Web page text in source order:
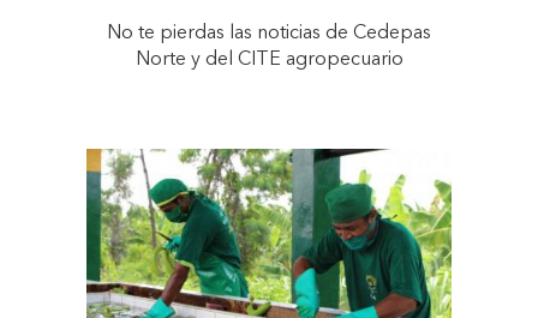
No te pierdas las noticias de Cedepas
Norte y del CITE agropecuario